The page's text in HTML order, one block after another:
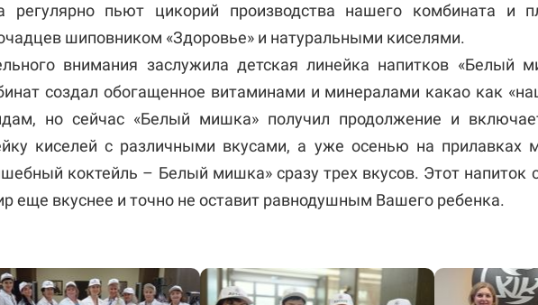
регулярно пьют цикорий производства нашего комбината и
шиповником «Здоровье» и натуральными киселями.
внимания заслужила детская линейка напитков «Белый
создал обогащенное витаминами и минералами какао как
но сейчас «Белый мишка» получил продолжение и
киселей с различными вкусами, а уже осенью на прилавках
коктейль – Белый мишка» сразу трех вкусов. Этот напиток
еще вкуснее и точно не оставит равнодушным Вашего ребенка.